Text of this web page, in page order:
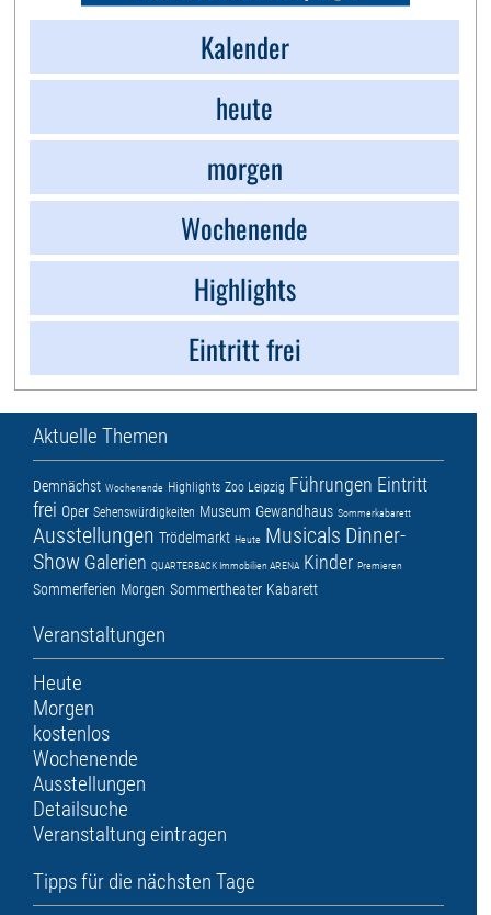
Kalender
heute
morgen
Wochenende
Highlights
Eintritt frei
Aktuelle Themen
Demnächst Wochenende Highlights Zoo Leipzig Führungen Eintritt
frei Oper Sehenswürdigkeiten Museum Gewandhaus Sommerkabarett
Ausstellungen Trödelmarkt Heute Musicals Dinner-
Show Galerien QUARTERBACK Immobilien ARENA Kinder Premieren
Sommerferien Morgen Sommertheater Kabarett
Veranstaltungen
Heute
Morgen
kostenlos
Wochenende
Ausstellungen
Detailsuche
Veranstaltung eintragen
Tipps für die nächsten Tage